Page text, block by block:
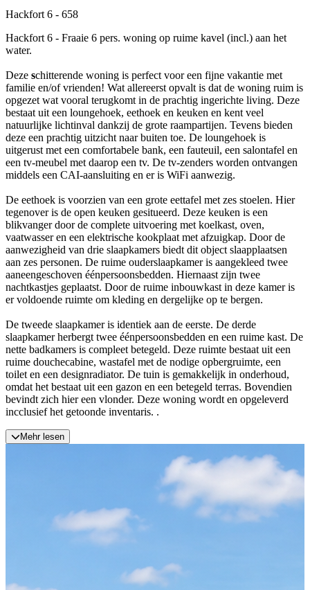
Hackfort 6 - 658
Hackfort 6 - Fraaie 6 pers. woning op ruime kavel (incl.) aan het
water.
Deze schitterende woning is perfect voor een fijne vakantie met
familie en/of vrienden! Wat allereerst opvalt is dat de woning ruim is
opgezet wat vooral terugkomt in de prachtig ingerichte living. Deze
bestaat uit een loungehoek, eethoek en keuken en kent veel
natuurlijke lichtinval dankzij de grote raampartijen. Tevens bieden
deze een prachtig uitzicht naar buiten toe. De loungehoek is
uitgerust met een comfortabele bank, een fauteuil, een salontafel en
een tv-meubel met daarop een tv. De tv-zenders worden ontvangen
middels een CAI-aansluiting en er is WiFi aanwezig.
De eethoek is voorzien van een grote eettafel met zes stoelen. Hier
tegenover is de open keuken gesitueerd. Deze keuken is een
blikvanger door de complete uitvoering met koelkast, oven,
vaatwasser en een elektrische kookplaat met afzuigkap. Door de
aanwezigheid van drie slaapkamers biedt dit object slaapplaatsen
aan zes personen. De ruime ouderslaapkamer is aangekleed twee
aaneengeschoven éénpersoonsbedden. Hiernaast zijn twee
nachtkastjes geplaatst. Door de ruime inbouwkast in deze kamer is
er voldoende ruimte om kleding en dergelijke op te bergen.
De tweede slaapkamer is identiek aan de eerste. De derde
slaapkamer herbergt twee éénpersoonsbedden en een ruime kast. De
nette badkamers is compleet betegeld. Deze ruimte bestaat uit een
ruime douchecabine, wastafel met de nodige opbergruimte, een
toilet en een designradiator. De tuin is gemakkelijk in onderhoud,
omdat het bestaat uit een gazon en een betegeld terras. Bovendien
bevindt zich hier een vlonder. Deze woning wordt en opgeleverd
incclusief het getoonde inventaris. .
Mehr lesen